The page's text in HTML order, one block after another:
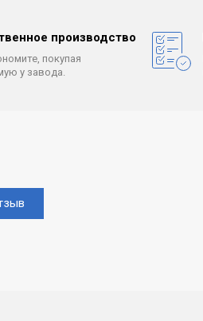
производство
покупая
у завода.